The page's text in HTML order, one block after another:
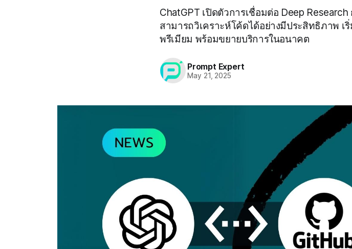
ChatGPT เปิดตัวการเชื่อมต่อ Deep
สามารถวิเคราะห์โค้ดได้อย่างมีประสิทธิภาพ
พรีเมียม พร้อมขยายบริการในอนาคต
Prompt Expert
May 21, 2025